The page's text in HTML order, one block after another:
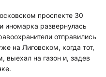
проспекте 30
иномарка развернулась
отправились
на Лиговском, когда тот,
выехал на газон и, задев